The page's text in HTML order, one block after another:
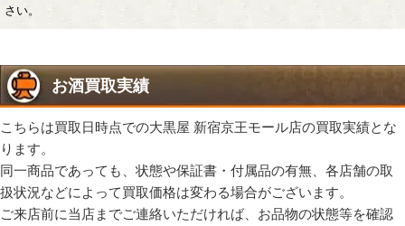
さい。
お酒買取実績
こちらは買取日時点での大黒屋 新宿京王モール店の買取実績とな
ります。
同一商品であっても、状態や保証書・付属品の有無、各店舗の取
扱状況などによって買取価格は変わる場合がございます。
ご来店前に当店までご連絡いただければ、お品物の状態等を確認